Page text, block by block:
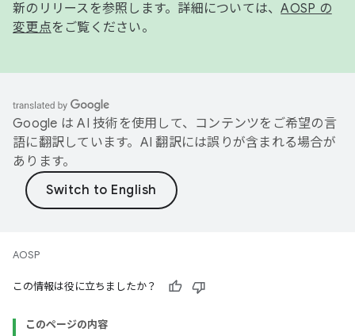
新のリリースを参照します。詳細については、AOSP の
変更点をご覧ください。
Google は AI 技術を使用して、コンテンツをご希望の言
語に翻訳しています。AI 翻訳には誤りが含まれる場合が
あります。
AOSP
この情報は役に立ちましたか？
このページの内容